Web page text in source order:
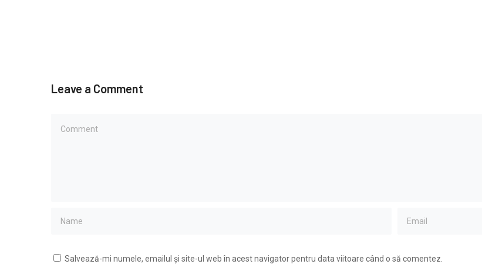
Leave a Comment
Salvează-mi numele, emailul și site-ul web în acest navigator pentru data viitoare când o să comentez.